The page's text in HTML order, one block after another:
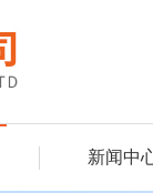
新闻中